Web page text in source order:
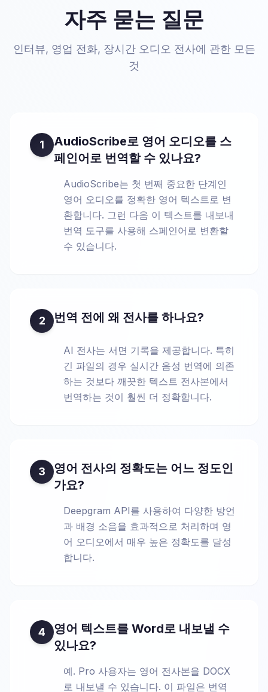
자주 묻는 질문
인터뷰, 영업 전화, 장시간 오디오 전사에 관한 모든
것
1
AudioScribe로 영어 오디오를 스
페인어로 번역할 수 있나요?
AudioScribe는 첫 번째 중요한 단계인
영어 오디오를 정확한 영어 텍스트로 변
환합니다. 그런 다음 이 텍스트를 내보내
번역 도구를 사용해 스페인어로 변환할
수 있습니다.
2 번역 전에 왜 전사를 하나요?
AI 전사는 서면 기록을 제공합니다. 특히
긴 파일의 경우 실시간 음성 번역에 의존
하는 것보다 깨끗한 텍스트 전사본에서
번역하는 것이 훨씬 더 정확합니다.
3
영어 전사의 정확도는 어느 정도인
가요?
Deepgram API를 사용하여 다양한 방언
과 배경 소음을 효과적으로 처리하며 영
어 오디오에서 매우 높은 정확도를 달성
합니다.
4
영어 텍스트를 Word로 내보낼 수
있나요?
예. Pro 사용자는 영어 전사본을 DOCX
로 내보낼 수 있습니다. 이 파일은 번역